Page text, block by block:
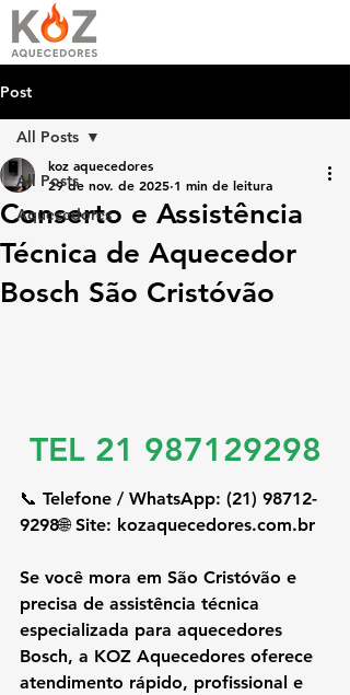
Post
All Posts
Aquecedores
All Posts
Conserto e Assistência
Técnica de Aquecedor
Bosch São Cristóvão
koz aquecedores
29 de nov. de 2025 1 min de leitura
TEL 21 987129298
📞 Telefone / WhatsApp: (21) 98712-
9298🌐 Site: kozaquecedores.com.br
Se você mora em São Cristóvão e
precisa de assistência técnica
especializada para aquecedores
Bosch, a KOZ Aquecedores oferece
atendimento rápido, profissional e